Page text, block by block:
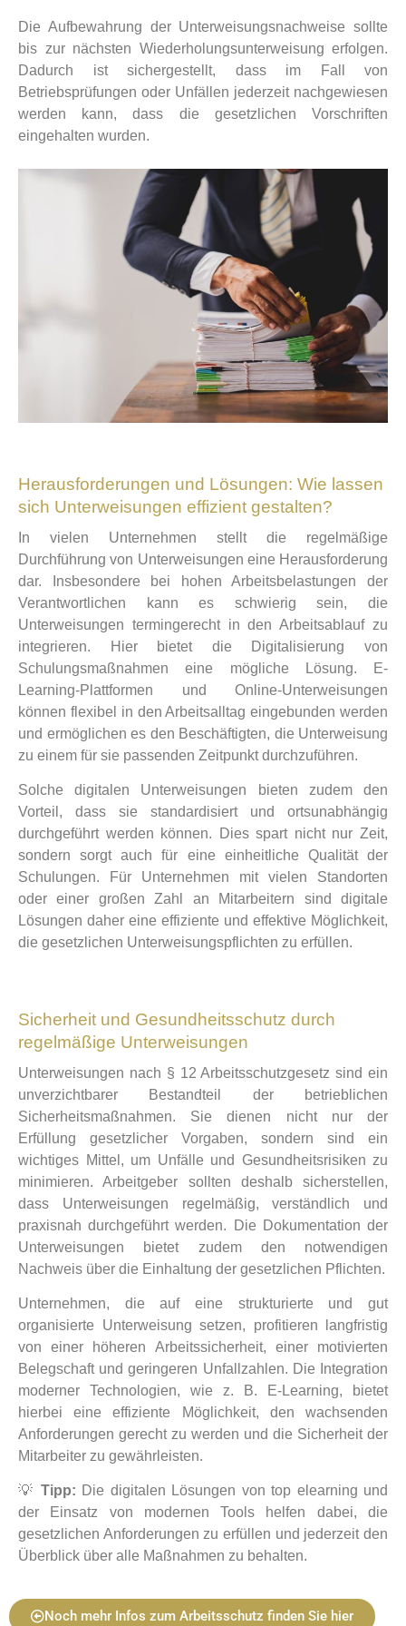
Die Aufbewahrung der Unterweisungsnachweise sollte
bis zur nächsten Wiederholungsunterweisung erfolgen.
Dadurch ist sichergestellt, dass im Fall von
Betriebsprüfungen oder Unfällen jederzeit nachgewiesen
werden kann, dass die gesetzlichen Vorschriften
eingehalten wurden.
Herausforderungen und Lösungen: Wie lassen
sich Unterweisungen effizient gestalten?
In vielen Unternehmen stellt die regelmäßige
Durchführung von Unterweisungen eine Herausforderung
dar. Insbesondere bei hohen Arbeitsbelastungen der
Verantwortlichen kann es schwierig sein, die
Unterweisungen termingerecht in den Arbeitsablauf zu
integrieren. Hier bietet die Digitalisierung von
Schulungsmaßnahmen eine mögliche Lösung. E-
Learning-Plattformen und Online-Unterweisungen
können flexibel in den Arbeitsalltag eingebunden werden
und ermöglichen es den Beschäftigten, die Unterweisung
zu einem für sie passenden Zeitpunkt durchzuführen.
Solche digitalen Unterweisungen bieten zudem den
Vorteil, dass sie standardisiert und ortsunabhängig
durchgeführt werden können. Dies spart nicht nur Zeit,
sondern sorgt auch für eine einheitliche Qualität der
Schulungen. Für Unternehmen mit vielen Standorten
oder einer großen Zahl an Mitarbeitern sind digitale
Lösungen daher eine effiziente und effektive Möglichkeit,
die gesetzlichen Unterweisungspflichten zu erfüllen.
Sicherheit und Gesundheitsschutz durch
regelmäßige Unterweisungen
Unterweisungen nach § 12 Arbeitsschutzgesetz sind ein
unverzichtbarer Bestandteil der betrieblichen
Sicherheitsmaßnahmen. Sie dienen nicht nur der
Erfüllung gesetzlicher Vorgaben, sondern sind ein
wichtiges Mittel, um Unfälle und Gesundheitsrisiken zu
minimieren. Arbeitgeber sollten deshalb sicherstellen,
dass Unterweisungen regelmäßig, verständlich und
praxisnah durchgeführt werden. Die Dokumentation der
Unterweisungen bietet zudem den notwendigen
Nachweis über die Einhaltung der gesetzlichen Pflichten.
Unternehmen, die auf eine strukturierte und gut
organisierte Unterweisung setzen, profitieren langfristig
von einer höheren Arbeitssicherheit, einer motivierten
Belegschaft und geringeren Unfallzahlen. Die Integration
moderner Technologien, wie z. B. E-Learning, bietet
hierbei eine effiziente Möglichkeit, den wachsenden
Anforderungen gerecht zu werden und die Sicherheit der
Mitarbeiter zu gewährleisten.
💡 Tipp: Die digitalen Lösungen von top elearning und
der Einsatz von modernen Tools helfen dabei, die
gesetzlichen Anforderungen zu erfüllen und jederzeit den
Überblick über alle Maßnahmen zu behalten.
Noch mehr Infos zum Arbeitsschutz finden Sie hier